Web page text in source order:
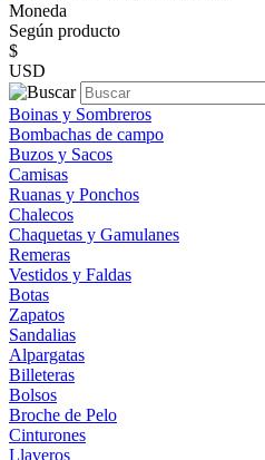
Moneda
Según producto
$
USD
Boinas y Sombreros
Bombachas de campo
Buzos y Sacos
Camisas
Ruanas y Ponchos
Chalecos
Chaquetas y Gamulanes
Remeras
Vestidos y Faldas
Botas
Zapatos
Sandalias
Alpargatas
Billeteras
Bolsos
Broche de Pelo
Cinturones
Llaveros